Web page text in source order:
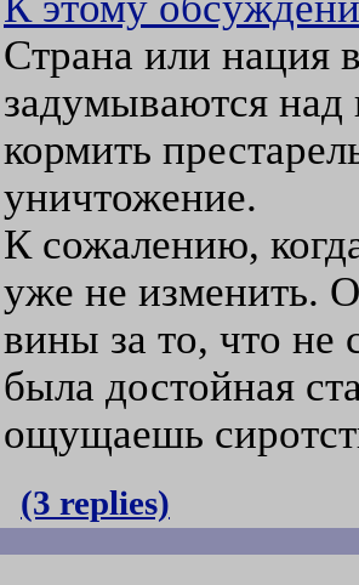
Страна или нация
задумываются
кормить
уничтожение.
К сожалению,
уже не изменить.
вины за то, что не
была достойная
ощущаешь
(3 replies)